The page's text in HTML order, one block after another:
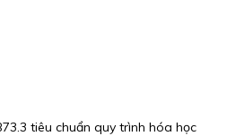
tiêu chuẩn quy trình hóa học